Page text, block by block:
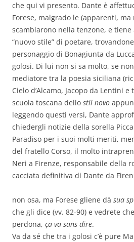
che qui vi presento. Dante è
Forese, malgrado le (apparenti,
scambiarono nella tenzone, e
“nuovo stile” di poetare,
personaggio di Bonagiunta da
golosi. Di lui non si sa molto, se
mediatore tra la poesia siciliana
Cielo d’Alcamo, Jacopo da Lentini
scuola toscana dello stil novo
leggendo questi versi, Dante
chiedergli notizie della sorella
Paradiso per i suoi molti meriti,
del fratello Corso, il molto
Neri a Firenze, responsabile della
cacciata definitiva di Dante da
non osa, ma Forese gliene dà sua
che gli dice (vv. 82-90) e vedrete
perdona, ça va sans dire.
Va da sé che tra i golosi c’è pure